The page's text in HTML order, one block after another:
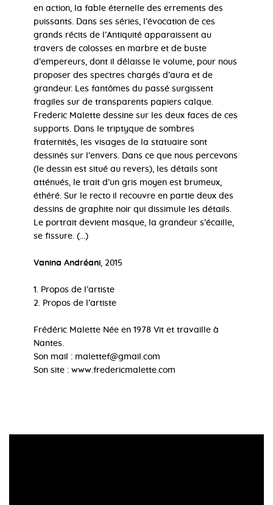
en action, la fable éternelle des errements des
puissants. Dans ses séries, l’évocation de ces
grands récits de l’Antiquité apparaissent au
travers de colosses en marbre et de buste
d’empereurs, dont il délaisse le volume, pour nous
proposer des spectres chargés d’aura et de
grandeur. Les fantômes du passé surgissent
fragiles sur de transparents papiers calque.
Frederic Malette dessine sur les deux faces de ces
supports. Dans le triptyque de sombres
fraternités, les visages de la statuaire sont
dessinés sur l’envers. Dans ce que nous percevons
(le dessin est situé au revers), les détails sont
atténués, le trait d’un gris moyen est brumeux,
éthéré. Sur le recto il recouvre en partie deux des
dessins de graphite noir qui dissimule les détails.
Le portrait devient masque, la grandeur s’écaille,
se fissure. (...)
Vanina Andréani , 2015
1. Propos de l’artiste
2. Propos de l’artiste
Frédéric Malette Née en 1978 Vit et travaille à
Nantes.
Son mail : malettef@gmail.com
Son site : www.fredericmalette.com